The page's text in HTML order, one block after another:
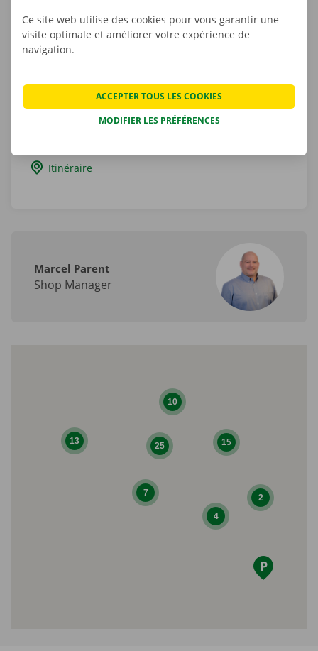
6200 Châtelineau
Hainaut
Belgique
+32 800 11 266
Itinéraire
Marcel Parent
Shop Manager
25 15
13
7
10
4
2
Ce site web utilise des cookies pour vous garantir une
visite optimale et améliorer votre expérience de
navigation.
MODIFIER LES PRÉFÉRENCES
ACCEPTER TOUS LES COOKIES